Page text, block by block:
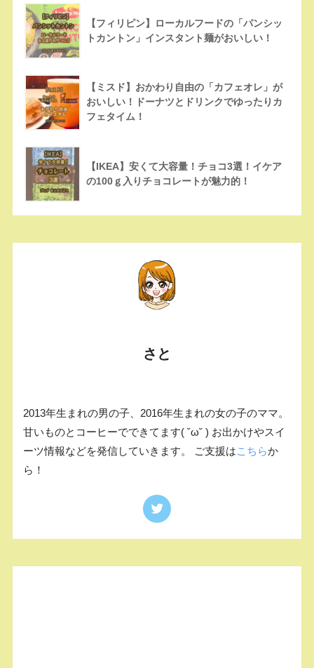
【フィリピン】ローカルフードの「パンシッ
トカントン」インスタント麺がおいしい！
【ミスド】おかわり自由の「カフェオレ」が
おいしい！ドーナツとドリンクでゆったりカ
フェタイム！
【IKEA】安くて大容量！チョコ3選！イケア
の100ｇ入りチョコレートが魅力的！
さと
2013年生まれの男の子、2016年生まれの女の子のママ。
甘いものとコーヒーでできてます( ˘ω˘ ) お出かけやスイ
ーツ情報などを発信していきます。 ご支援はこちらか
ら！